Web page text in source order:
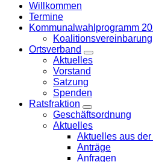
Willkommen
Termine
Kommunalwahlprogramm
Koalitionsvereinbarung
Ortsverband
Zeige
Untermenü
Aktuelles
Vorstand
Satzung
Spenden
Ratsfraktion
Zeige
Untermenü
Geschäftsordnung
Aktuelles
Aktuelles aus
Anträge
Anfragen